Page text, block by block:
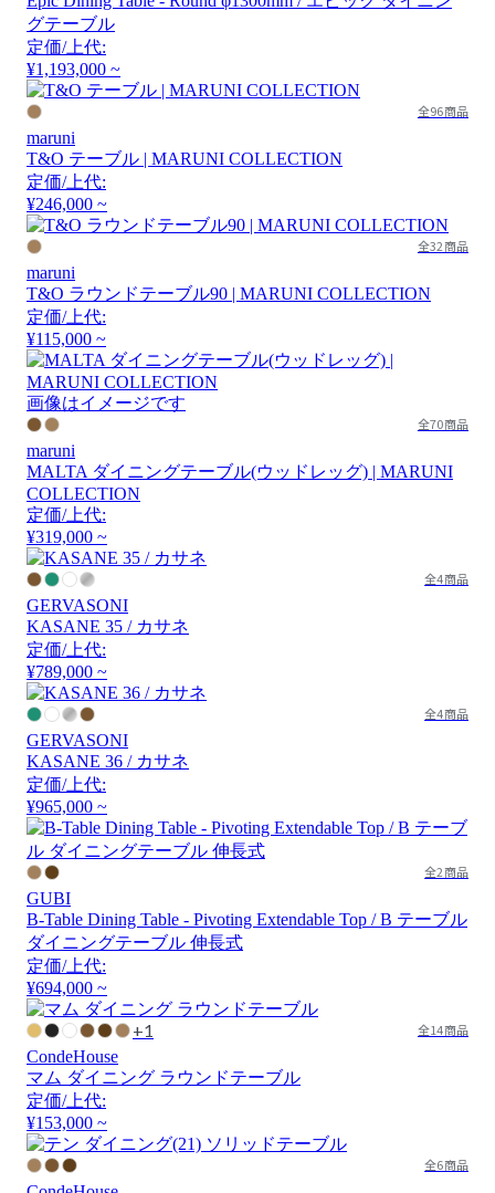
グテーブル
定価/上代:
¥1,193,000 ~
全96商品
maruni
T&O テーブル | MARUNI COLLECTION
定価/上代:
¥246,000 ~
全32商品
maruni
T&O ラウンドテーブル90 | MARUNI COLLECTION
定価/上代:
¥115,000 ~
画像はイメージです
全70商品
maruni
MALTA ダイニングテーブル(ウッドレッグ) | MARUNI
COLLECTION
定価/上代:
¥319,000 ~
全4商品
GERVASONI
KASANE 35 / カサネ
定価/上代:
¥789,000 ~
全4商品
GERVASONI
KASANE 36 / カサネ
定価/上代:
¥965,000 ~
全2商品
GUBI
B-Table Dining Table - Pivoting Extendable Top / B テーブル
ダイニングテーブル 伸長式
定価/上代:
¥694,000 ~
+1 全14商品
CondeHouse
マム ダイニング ラウンドテーブル
定価/上代:
¥153,000 ~
全6商品